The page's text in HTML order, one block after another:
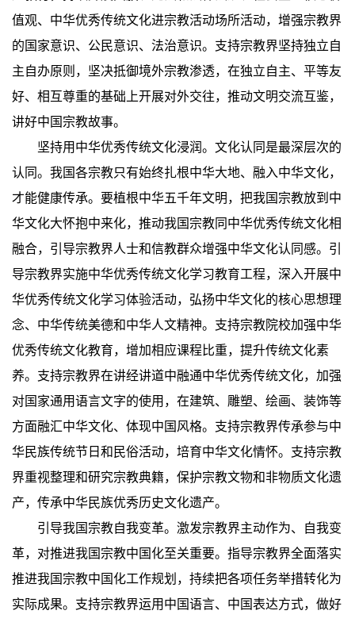
值观、中华优秀传统文化进宗教活动场所活动，增强宗教界
的国家意识、公民意识、法治意识。支持宗教界坚持独立自
主自办原则，坚决抵御境外宗教渗透，在独立自主、平等友
好、相互尊重的基础上开展对外交往，推动文明交流互鉴，
讲好中国宗教故事。
坚持用中华优秀传统文化浸润。文化认同是最深层次的
认同。我国各宗教只有始终扎根中华大地、融入中华文化，
才能健康传承。要植根中华五千年文明，把我国宗教放到中
华文化大怀抱中来化，推动我国宗教同中华优秀传统文化相
融合，引导宗教界人士和信教群众增强中华文化认同感。引
导宗教界实施中华优秀传统文化学习教育工程，深入开展中
华优秀传统文化学习体验活动，弘扬中华文化的核心思想理
念、中华传统美德和中华人文精神。支持宗教院校加强中华
优秀传统文化教育，增加相应课程比重，提升传统文化素
养。支持宗教界在讲经讲道中融通中华优秀传统文化，加强
对国家通用语言文字的使用，在建筑、雕塑、绘画、装饰等
方面融汇中华文化、体现中国风格。支持宗教界传承参与中
华民族传统节日和民俗活动，培育中华文化情怀。支持宗教
界重视整理和研究宗教典籍，保护宗教文物和非物质文化遗
产，传承中华民族优秀历史文化遗产。
引导我国宗教自我变革。激发宗教界主动作为、自我变
革，对推进我国宗教中国化至关重要。指导宗教界全面落实
推进我国宗教中国化工作规划，持续把各项任务举措转化为
实际成果。支持宗教界运用中国语言、中国表达方式，做好